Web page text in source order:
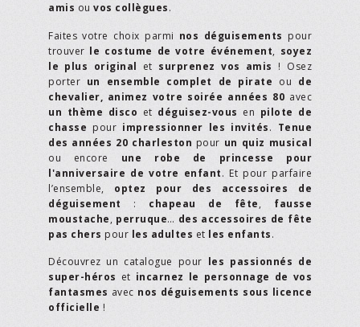
amis ou vos collègues.
Faites votre choix parmi nos déguisements pour
trouver le costume de votre événement, soyez
le plus original et surprenez vos amis ! Osez
porter un ensemble complet de pirate ou de
chevalier, animez votre soirée années 80 avec
un thème disco et déguisez-vous en pilote de
chasse pour impressionner les invités. Tenue
des années 20 charleston pour un quiz musical
ou encore une robe de princesse pour
l'anniversaire de votre enfant. Et pour parfaire
l’ensemble, optez pour des accessoires de
déguisement : chapeau de fête, fausse
moustache, perruque… des accessoires de fête
pas chers pour les adultes et les enfants.
Découvrez un catalogue pour les passionnés de
super-héros et incarnez le personnage de vos
fantasmes avec nos déguisements sous licence
officielle !